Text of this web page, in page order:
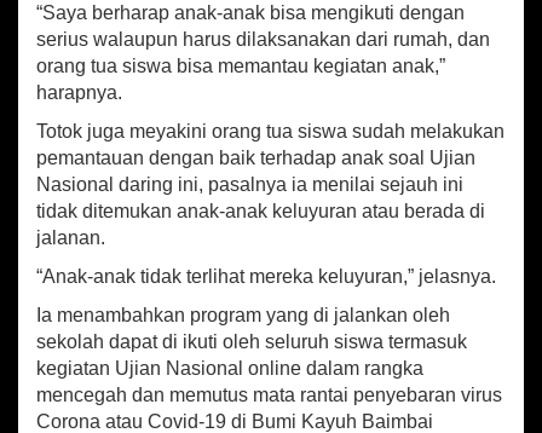
e
/
D
i
n
g
“Saya berharap anak-anak bisa mengikuti dengan
serius walaupun harus dilaksanakan dari rumah, dan
orang tua siswa bisa memantau kegiatan anak,”
harapnya.
Totok juga meyakini orang tua siswa sudah melakukan
pemantauan dengan baik terhadap anak soal Ujian
Nasional daring ini, pasalnya ia menilai sejauh ini
tidak ditemukan anak-anak keluyuran atau berada di
jalanan.
“Anak-anak tidak terlihat mereka keluyuran,” jelasnya.
Ia menambahkan program yang di jalankan oleh
sekolah dapat di ikuti oleh seluruh siswa termasuk
kegiatan Ujian Nasional online dalam rangka
mencegah dan memutus mata rantai penyebaran virus
Corona atau Covid-19 di Bumi Kayuh Baimbai